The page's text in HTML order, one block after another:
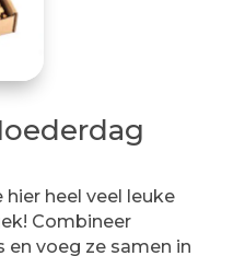
hier heel veel leuke
Combineer
en voeg ze samen in